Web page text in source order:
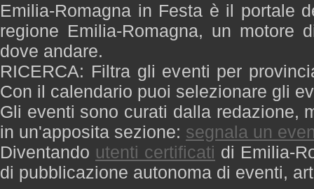
Emilia-Romagna in Festa è il portale
regione Emilia-Romagna, un motore
dove andare.
RICERCA: Filtra gli eventi per
Con il calendario puoi selezionare gli
Gli eventi sono curati dalla redazione,
in un'apposita sezione: segnala un
Diventando utenti certificati di Emilia-
di pubblicazione autonoma di eventi,